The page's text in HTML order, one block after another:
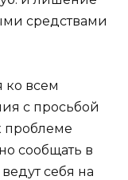
средствами
ко всем
с просьбой
проблеме
сообщать в
себя на